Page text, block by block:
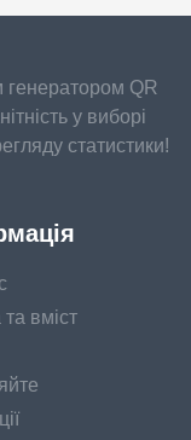
генератором QR
у виборі
статистики!
вміст